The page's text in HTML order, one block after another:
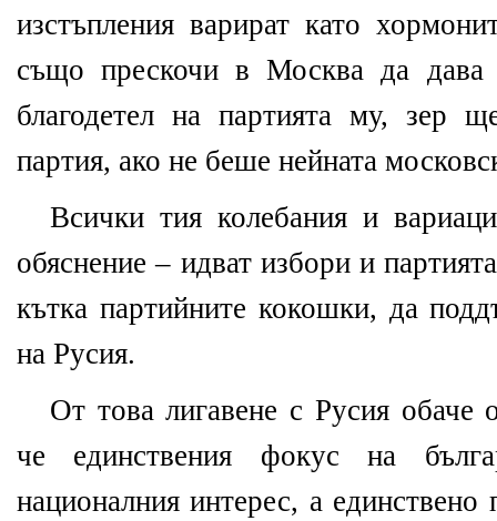
изстъпления варират като
също прескочи в Москва да дава
благодетел на партията му, зер
партия, ако не беше нейната
Всички тия колебания и
обяснение – идват избори и
кътка партийните кокошки, да
на Русия.
От това лигавене с Русия обаче
че единствения фокус на
националния интерес, а